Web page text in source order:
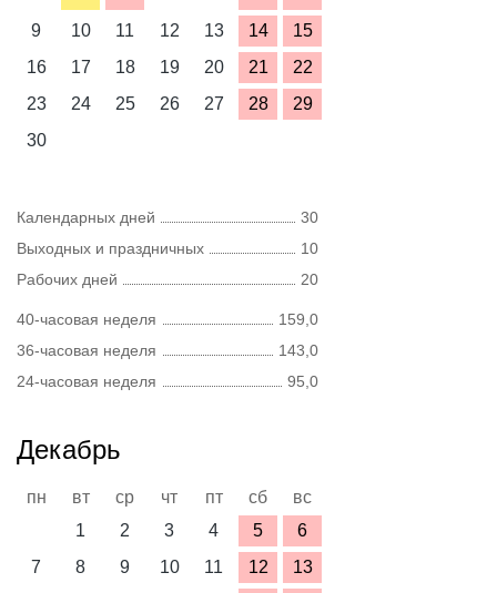
9
10 11 12 13 14
15
16
17 18 19 20 21
22
23
24 25 26 27 28
29
30
Календарных дней
30
Выходных и праздничных
10
Рабочих дней
20
40-часовая неделя
159,0
36-часовая неделя
143,0
24-часовая неделя
95,0
Декабрь
пн вт ср чт пт сб
вс
1
2 3 4 5
6
7
8 9 10 11 12
13